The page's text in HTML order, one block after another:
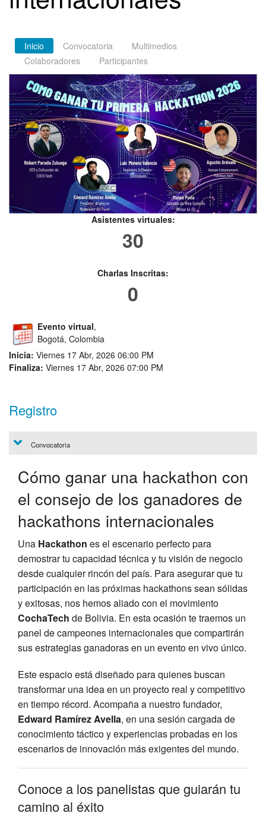
Inicio Convocatoria
Multimedios
Colaboradores
Participantes
Asistentes virtuales:
30
Charlas Inscritas:
0
Evento virtual,
Bogotá, Colombia
Inicia: Viernes 17 Abr, 2026 06:00 PM
Finaliza: Viernes 17 Abr, 2026 07:00 PM
Registro
Convocatoria
Cómo ganar una hackathon con
el consejo de los ganadores de
hackathons internacionales
Una Hackathon es el escenario perfecto para
demostrar tu capacidad técnica y tu visión de negocio
desde cualquier rincón del país. Para asegurar que tu
participación en las próximas hackathons sean sólidas
y exitosas, nos hemos aliado con el movimiento
CochaTech de Bolivia. En esta ocasión te traemos un
panel de campeones internacionales que compartirán
sus estrategias ganadoras en un evento en vivo único.
Este espacio está diseñado para quienes buscan
transformar una idea en un proyecto real y competitivo
en tiempo récord. Acompaña a nuestro fundador,
Edward Ramírez Avella, en una sesión cargada de
conocimiento táctico y experiencias probadas en los
escenarios de innovación más exigentes del mundo.
Conoce a los panelistas que guiarán tu
camino al éxito